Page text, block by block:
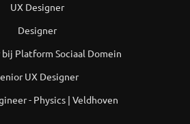
UX Designer
Designer
Platform Sociaal Domein
UX Designer
- Physics | Veldhoven